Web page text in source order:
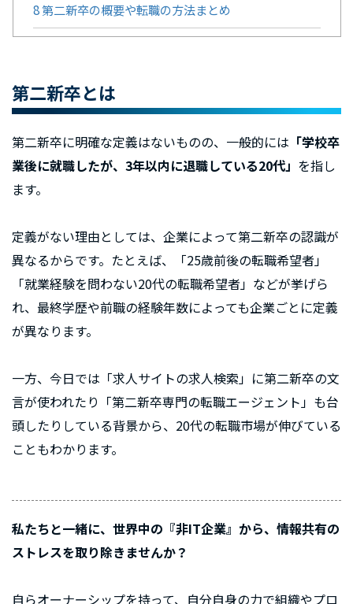
8第二新卒の概要や転職の方法まとめ
第二新卒とは
第二新卒に明確な定義はないものの、一般的には 「学校卒
業後に就職したが、3年以内に退職している20代」 を指し
ます。
定義がない理由としては、企業によって第二新卒の認識が
異なるからです。たとえば、「25歳前後の転職希望者」
「就業経験を問わない20代の転職希望者」などが挙げら
れ、最終学歴や前職の経験年数によっても企業ごとに定義
が異なります。
一方、今日では「求人サイトの求人検索」に第二新卒の文
言が使われたり「第二新卒専門の転職エージェント」も台
頭したりしている背景から、20代の転職市場が伸びている
こともわかります。
私たちと一緒に、世界中の『非IT企業』から、情報共有の
ストレスを取り除きませんか？
自らオーナーシップを持って、自分自身の力で組織やプロ